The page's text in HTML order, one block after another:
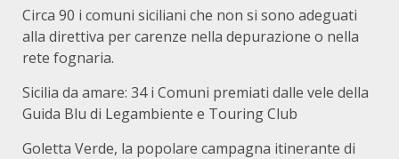
Circa 90 i comuni siciliani che non si sono adeguati
alla direttiva per carenze nella depurazione o nella
rete fognaria.
Sicilia da amare: 34 i Comuni premiati dalle vele della
Guida Blu di Legambiente e Touring Club
Goletta Verde, la popolare campagna itinerante di